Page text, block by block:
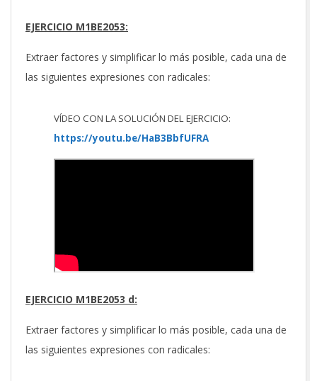
EJERCICIO M1BE2053:
Extraer factores y simplificar lo más posible, cada una de
las siguientes expresiones con radicales:
VÍDEO CON LA SOLUCIÓN DEL EJERCICIO:
https://youtu.be/HaB3BbfUFRA
EJERCICIO M1BE2053 d:
Extraer factores y simplificar lo más posible, cada una de
las siguientes expresiones con radicales: